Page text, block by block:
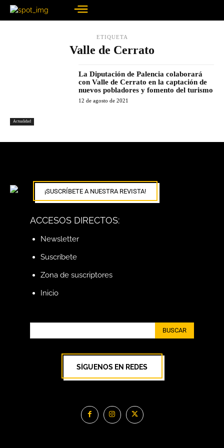
ETIQUETA
Valle de Cerrato
Actualidad
La Diputación de Palencia colaborará
con Valle de Cerrato en la captación de
nuevos pobladores y fomento del turismo
12 de agosto de 2021
¡SUSCRÍBETE A NUESTRA REVISTA!
ACCESOS DIRECTOS:
Newsletter
Suscríbete
Zona de suscriptores
Inicio
BUSCAR
SÍGUENOS EN REDES